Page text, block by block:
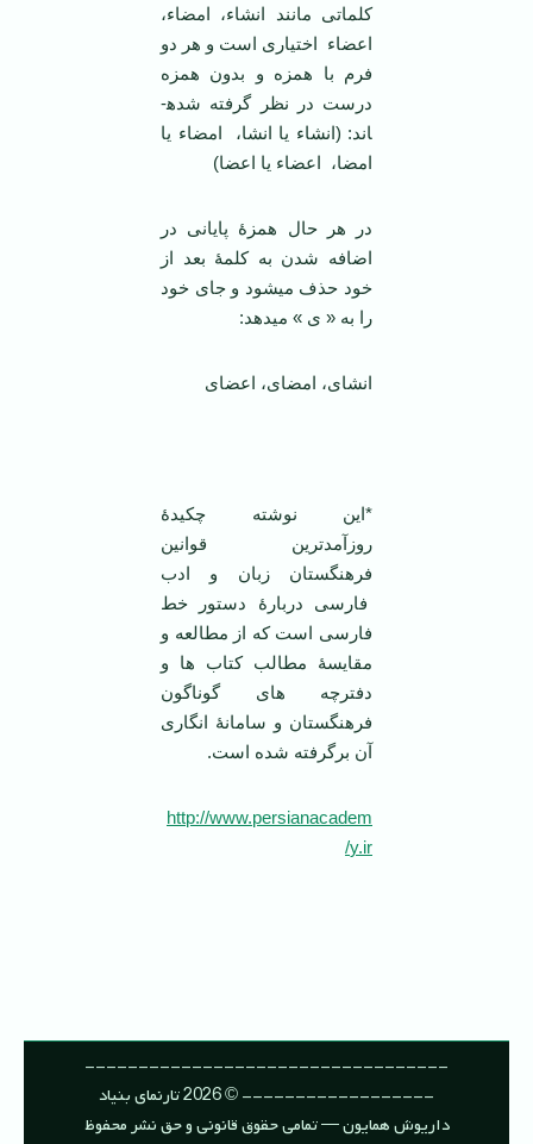
کلماتی مانند انشاء، امضاء،
اعضاء اختیاری است و هر دو
فرم با همزه و بدون همزه
درست در نظر گرفته شده­
اند: (انشاء یا انشا، امضاء یا
امضا، اعضاء یا اعضا)
در هر حال همزۀ پایانی در
اضافه شدن به کلمۀ بعد از
خود حذف می­شود و جای خود
را به « ی » می­دهد:
انشای، امضای، اعضای
*این نوشته چکیدۀ
روزآمدترین قوانین
فرهنگستان زبان و ادب
فارسی دربارۀ دستور خط
فارسی است که از مطالعه و
مقایسۀ مطالب کتاب ها و
دفترچه های گوناگون
فرهنگستان و سامانۀ انگاری
آن برگرفته شده است.
http://www.persianacadem
y.ir/
----------------------------------
------------------ © 2026 تارنمای بنیاد
داریوش همایون — تمامی حقوق قانونی و حق نشر محفوظ